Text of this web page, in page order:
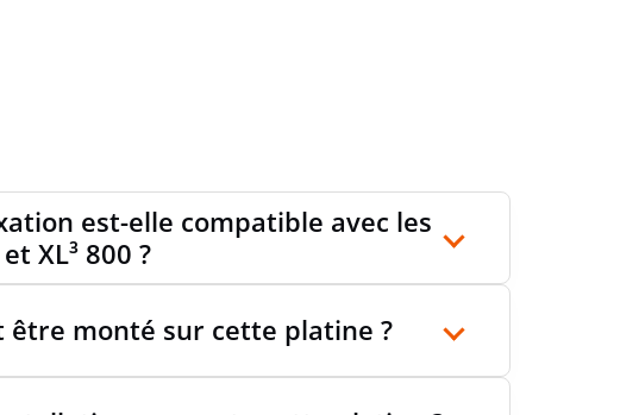
est-elle compatible avec les
XL³ 800 ?
être monté sur cette platine ?